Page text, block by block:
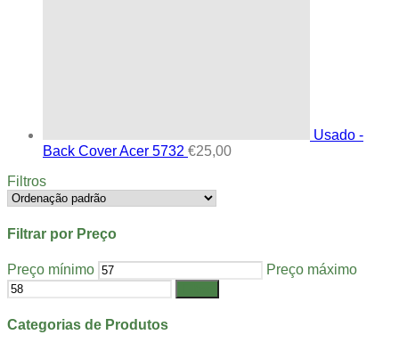
Usado -
Back Cover Acer 5732 €25,00
Filtros
Filtrar por Preço
Preço mínimo Preço máximo
Categorias de Produtos